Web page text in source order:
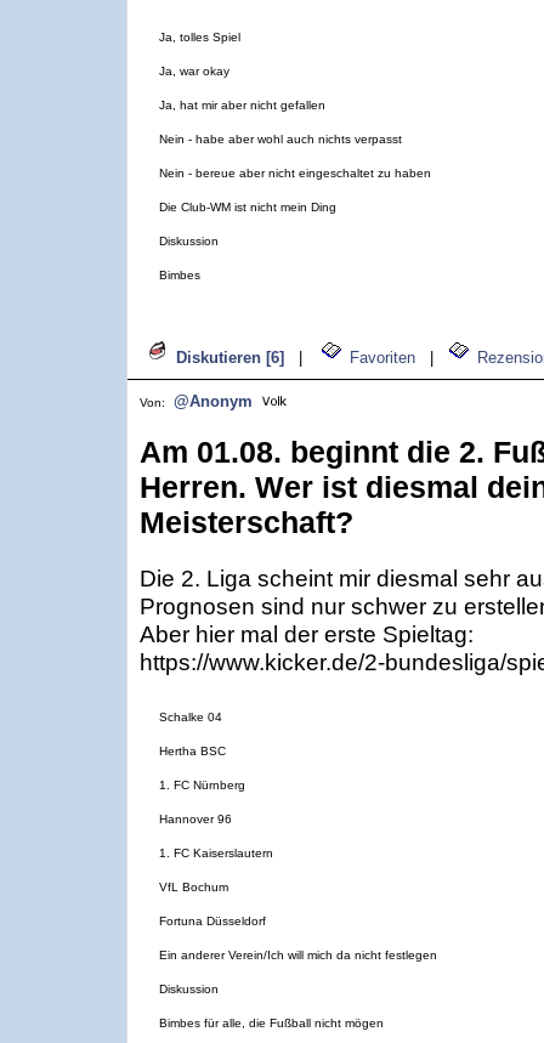
Ja, tolles Spiel
Ja, war okay
Ja, hat mir aber nicht gefallen
Nein - habe aber wohl auch nichts verpasst
Nein - bereue aber nicht eingeschaltet zu haben
Die Club-WM ist nicht mein Ding
Diskussion
Bimbes
Diskutieren [6] Favoriten
Von: @Anonym
Am 01.08. beginnt die 2.
Herren. Wer ist diesmal
Meisterschaft?
Die 2. Liga scheint mir diesmal sehr
Prognosen sind nur schwer zu
Aber hier mal der erste Spieltag:
https://www.kicker.de/2-bundesliga/
Schalke 04
Hertha BSC
1. FC Nürnberg
Hannover 96
1. FC Kaiserslautern
VfL Bochum
Fortuna Düsseldorf
Ein anderer Verein/Ich will mich da nicht festlegen
Diskussion
Bimbes für alle, die Fußball nicht mögen